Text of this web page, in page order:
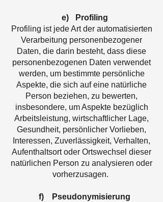
e) Profiling
Profiling ist jede Art der automatisierten
Verarbeitung personenbezogener
Daten, die darin besteht, dass diese
personenbezogenen Daten verwendet
werden, um bestimmte persönliche
Aspekte, die sich auf eine natürliche
Person beziehen, zu bewerten,
insbesondere, um Aspekte bezüglich
Arbeitsleistung, wirtschaftlicher Lage,
Gesundheit, persönlicher Vorlieben,
Interessen, Zuverlässigkeit, Verhalten,
Aufenthaltsort oder Ortswechsel dieser
natürlichen Person zu analysieren oder
vorherzusagen.
f) Pseudonymisierung